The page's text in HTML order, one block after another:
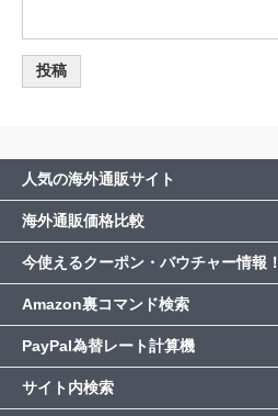
人気の海外通販サイト
海外通販価格比較
今使えるクーポン・バウチャー情報！
Amazon裏コマンド検索
PayPal為替レート計算機
サイト内検索